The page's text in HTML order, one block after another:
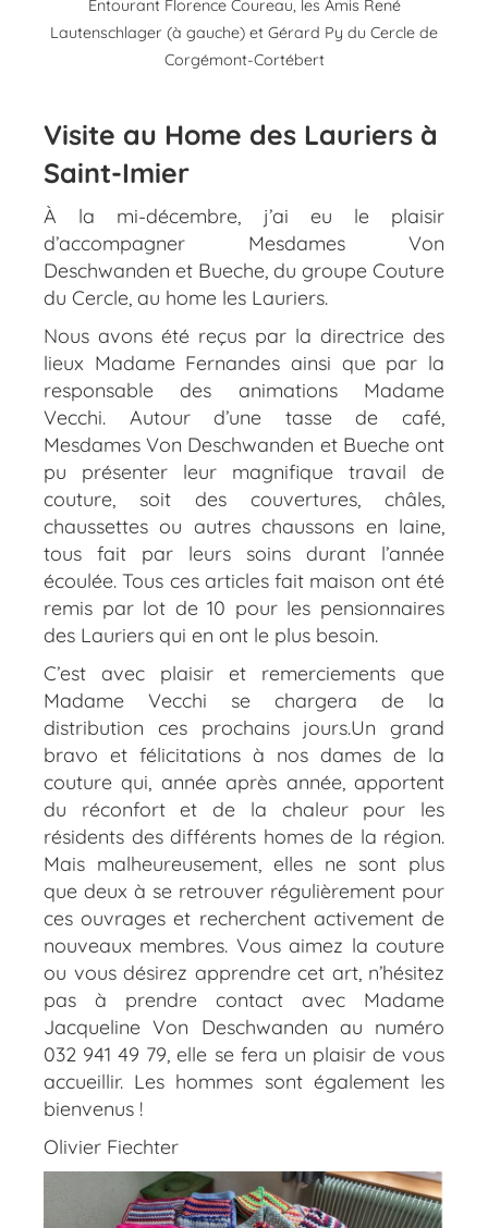
Entourant Florence Coureau, les Amis René
Lautenschlager (à gauche) et Gérard Py du Cercle de
Corgémont-Cortébert
Visite au Home des Lauriers à
Saint-Imier
À la mi-décembre, j’ai eu le plaisir
d’accompagner Mesdames Von
Deschwanden et Bueche, du groupe Couture
du Cercle, au home les Lauriers.
Nous avons été reçus par la directrice des
lieux Madame Fernandes ainsi que par la
responsable des animations Madame
Vecchi. Autour d’une tasse de café,
Mesdames Von Deschwanden et Bueche ont
pu présenter leur magnifique travail de
couture, soit des couvertures, châles,
chaussettes ou autres chaussons en laine,
tous fait par leurs soins durant l’année
écoulée. Tous ces articles fait maison ont été
remis par lot de 10 pour les pensionnaires
des Lauriers qui en ont le plus besoin.
C’est avec plaisir et remerciements que
Madame Vecchi se chargera de la
distribution ces prochains jours.Un grand
bravo et félicitations à nos dames de la
couture qui, année après année, apportent
du réconfort et de la chaleur pour les
résidents des différents homes de la région.
Mais malheureusement, elles ne sont plus
que deux à se retrouver régulièrement pour
ces ouvrages et recherchent activement de
nouveaux membres. Vous aimez la couture
ou vous désirez apprendre cet art, n’hésitez
pas à prendre contact avec Madame
Jacqueline Von Deschwanden au numéro
032 941 49 79, elle se fera un plaisir de vous
accueillir. Les hommes sont également les
bienvenus !
Olivier Fiechter